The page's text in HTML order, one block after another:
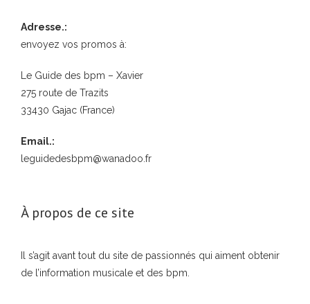
Adresse.:
envoyez vos promos à:
Le Guide des bpm – Xavier
275 route de Trazits
33430 Gajac (France)
Email.:
leguidedesbpm@wanadoo.fr
À propos de ce site
Il s’agit avant tout du site de passionnés qui aiment obtenir
de l’information musicale et des bpm.